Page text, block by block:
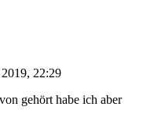
22:29
gehört habe ich aber